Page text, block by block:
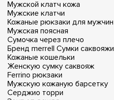
Мужской клатч кожа
Мужские клатчи
Кожаные рюкзаки для мужчин
Мужская поясная
Сумочка через плечо
Бренд merrell Сумки саквояжи
Кожаные кошельки
Женскую сумку саквояж
Ferrino рюкзаки
Мужскую кожаную барсетку
Серджио торри